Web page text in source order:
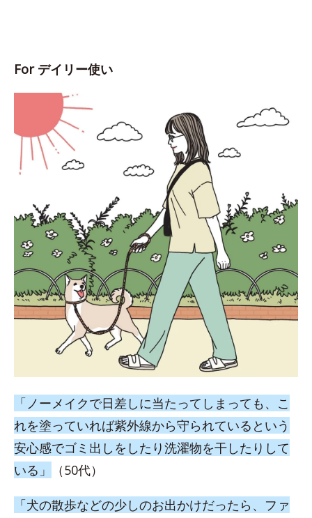
For デイリー使い
「ノーメイクで日差しに当たってしまっても、こ
れを塗っていれば紫外線から守られているという
安心感でゴミ出しをしたり洗濯物を干したりして
いる」
（50代）
「犬の散歩などの少しのお出かけだったら、ファ